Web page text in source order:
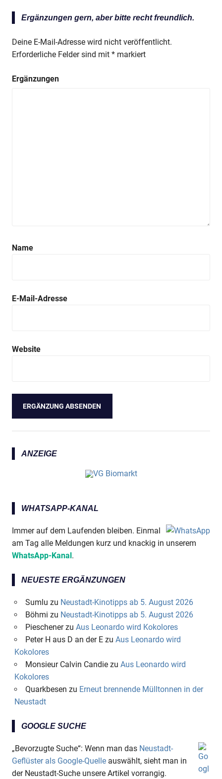
Ergänzungen gern, aber bitte recht freundlich.
Deine E-Mail-Adresse wird nicht veröffentlicht.
Erforderliche Felder sind mit * markiert
Ergänzungen
Name
E-Mail-Adresse
Website
ANZEIGE
WHATSAPP-KANAL
Immer auf dem Laufenden bleiben. Einmal
am Tag alle Meldungen kurz und knackig in unserem
WhatsApp-Kanal .
NEUESTE ERGÄNZUNGEN
Sumlu zu Neustadt-Kinotipps ab 5. August 2026
Böhmi zu Neustadt-Kinotipps ab 5. August 2026
Pieschenerzu Aus Leonardo wird Kokolores
Peter H aus D an der Ezu Aus Leonardo wird
Kokolores
Monsieur Calvin Candiezu Aus Leonardo wird
Kokolores
Quarkbesen zu Erneut brennende Mülltonnen in der
Neustadt
GOOGLE SUCHE
„Bevorzugte Suche“: Wenn man das Neustadt-
Geflüster als Google-Quelle auswählt, sieht man in
der Neustadt-Suche unsere Artikel vorrangig.